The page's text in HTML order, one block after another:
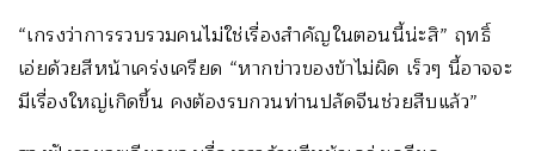
“เกรงว่าการรวบรวมคนไม่ใช่เรื่องสำคัญในตอนนี้น่ะสิ” ฤทธิ์
เอ่ยด้วยสีหน้าเคร่งเครียด “หากข่าวของข้าไม่ผิด เร็วๆ นี้อาจจะ
มีเรื่องใหญ่เกิดขึ้น คงต้องรบกวนท่านปลัดจีนช่วยสืบแล้ว”